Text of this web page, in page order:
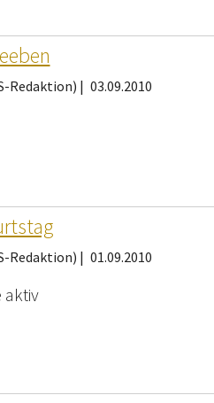
Redaktion) | 03.09.2010
Redaktion) | 01.09.2010
aktiv